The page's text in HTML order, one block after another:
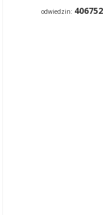
odwiedzin: 406752